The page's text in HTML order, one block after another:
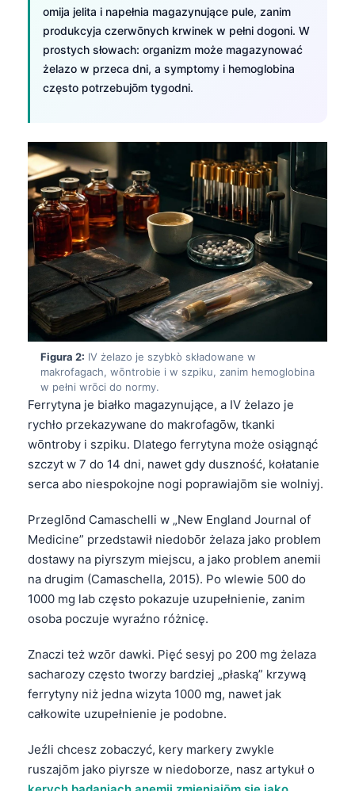
omija jelita i napełnia magazynujące pule, zanim
produkcyja czerwōnych krwinek w pełni dogoni. W
prostych słowach: organizm może magazynować
żelazo w przeca dni, a symptomy i hemoglobina
często potrzebujōm tygodni.
Figura 2: IV żelazo je szybkò składowane w
makrofagach, wōntrobie i w szpiku, zanim hemoglobina
w pełni wrōci do normy.
Ferrytyna je białko magazynujące, a IV żelazo je
rychło przekazywane do makrofagōw, tkanki
wōntroby i szpiku. Dlatego ferrytyna może osiągnąć
szczyt w 7 do 14 dni, nawet gdy duszność, kołatanie
serca abo niespokojne nogi poprawiajōm sie wolniyj.
Przeglōnd Camaschelli w „New England Journal of
Medicine” przedstawił niedobōr żelaza jako problem
dostawy na piyrszym miejscu, a jako problem anemii
na drugim (Camaschella, 2015). Po wlewie 500 do
1000 mg lab często pokazuje uzupełnienie, zanim
osoba poczuje wyraźno różnicę.
Znaczi też wzōr dawki. Pięć sesyj po 200 mg żelaza
sacharozy często tworzy bardziej „płaską” krzywą
ferrytyny niż jedna wizyta 1000 mg, nawet jak
całkowite uzupełnienie je podobne.
Jeźli chcesz zobaczyć, kery markery zwykle
ruszajōm jako piyrsze w niedoborze, nasz artykuł o